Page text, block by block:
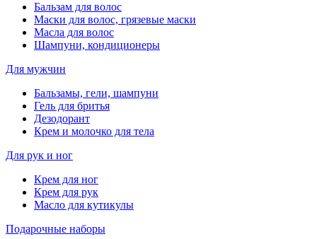
Бальзам для волос
Маски для волос, грязевые маски
Масла для волос
Шампуни, кондиционеры
Для мужчин
Бальзамы, гели, шампуни
Гель для бритья
Дезодорант
Крем и молочко для тела
Для рук и ног
Крем для ног
Крем для рук
Масло для кутикулы
Подарочные наборы